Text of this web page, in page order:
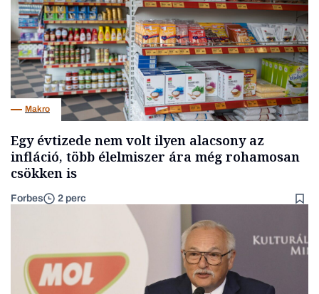
Makro
Egy évtizede nem volt ilyen alacsony az
infláció, több élelmiszer ára még rohamosan
csökken is
Forbes 2 perc